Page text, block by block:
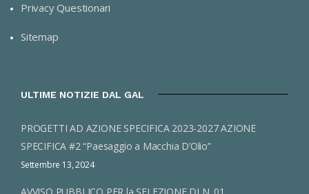
Privacy Questionari
Sitemap
ULTIME NOTIZIE DAL GAL
PROGETTI AD AZIONE SPECIFICA 2023-2027 AZIONE
SPECIFICA #2 “Paesaggio a Macchia D’Olio”
Settembre 13, 2024